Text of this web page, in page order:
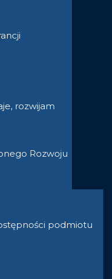
rozwijam
Rozwoju
podmiotu